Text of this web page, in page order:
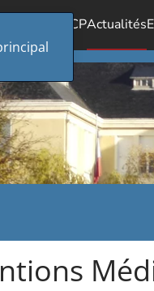
Le SICPActualités